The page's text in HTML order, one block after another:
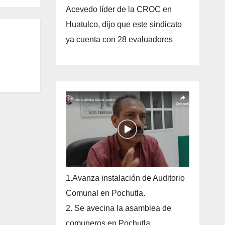
Acevedo líder de la CROC en
Huatulco, dijo que este sindicato
ya cuenta con 28 evaluadores
1.Avanza instalación de Auditorio
Comunal en Pochutla.
2. Se avecina la asamblea de